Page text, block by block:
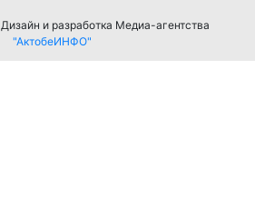
Дизайн и разработка Медиа-агентства
"АктобеИНФО"